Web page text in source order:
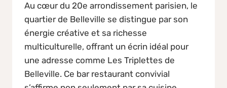
Au cœur du 20e arrondissement parisien, le
quartier de Belleville se distingue par son
énergie créative et sa richesse
multiculturelle, offrant un écrin idéal pour
une adresse comme Les Triplettes de
Belleville. Ce bar restaurant convivial